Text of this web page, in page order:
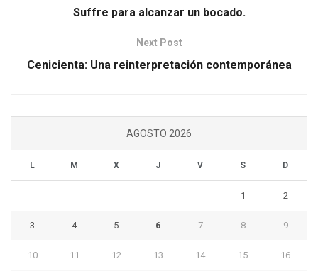
Suffre para alcanzar un bocado.
Next Post
Cenicienta: Una reinterpretación contemporánea
AGOSTO 2026
L M X J V S D
1 2
3 4 5 6 7 8 9
10 11 12 13 14 15 16